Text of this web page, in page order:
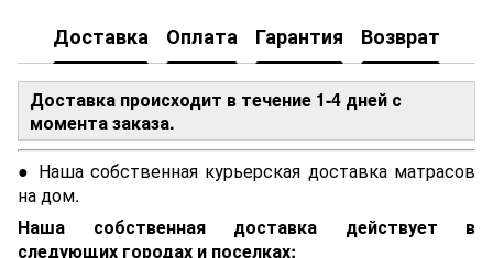
Доставка Оплата Гарантия Возврат
Доставка происходит в течение 1-4 дней с
момента заказа.
● Наша собственная курьерская доставка матрасов
на дом.
Наша собственная доставка действует в
следующих городах и поселках: